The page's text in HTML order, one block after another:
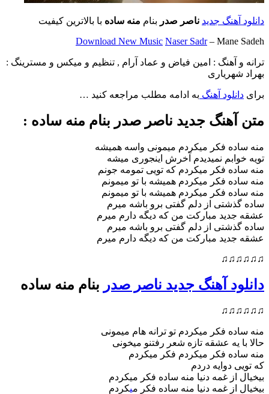
دانلود آهنگ جدید ناصر صدر بنام منه ساده با بالاترین کیفیت
Download New Music Naser Sadr– Mane Sadeh
ترانه و آهنگ : امین فیاض و عماد آرام , تنظیم و میکس و مسترینگ :
بهراد شهریاری
برای دانلود آهنگ به ادامه مطلب مراجعه کنید …
متن آهنگ جدید ناصر صدر بنام منه ساده :
منه ساده فکر میکردم میمونی واسه همیشه
تویه خوابم نمیدیدم آخرش اینجوری میشه
منه ساده فکر میکردم که تویی تمومه جونم
منه ساده فکر میکردم همیشه با تو میمونم
منه ساده فکر میکردم همیشه با تو میمونم
ساده گذشتی از دلم گفتی برو باشه میرم
عشقه جدید مبارکت من که دیگه دارم میرم
ساده گذشتی از دلم گفتی برو باشه میرم
عشقه جدید مبارکت من که دیگه دارم میرم
♫♫♫♫♫♫
دانلود آهنگ جدید ناصر صدر بنام منه ساده
♫♫♫♫♫♫
منه ساده فکر میکردم تو ترانه هام میمونی
حالا با یه عشقه تازه شعر رفتنو میخونی
منه ساده فکر میکردم فکر میکردم
که تویی دوایه دردم
بیخیال از غمه دنیا منه ساده فکر میکردم
بیخیال از غمه دنیا منه ساده فکر میکردم